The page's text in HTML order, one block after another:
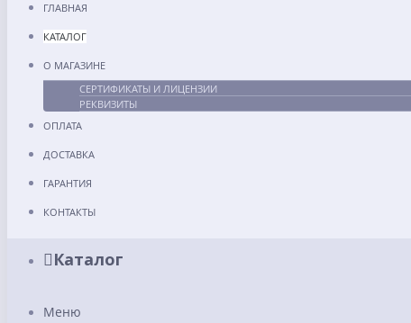
ГЛАВНАЯ
КАТАЛОГ
О МАГАЗИНЕ
СЕРТИФИКАТЫ И ЛИЦЕНЗИИ
РЕКВИЗИТЫ
ОПЛАТА
ДОСТАВКА
ГАРАНТИЯ
КОНТАКТЫ
Каталог
Меню